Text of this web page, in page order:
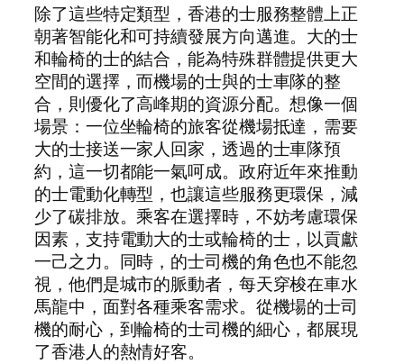
除了這些特定類型，香港的士服務整體上正
朝著智能化和可持續發展方向邁進。大的士
和輪椅的士的結合，能為特殊群體提供更大
空間的選擇，而機場的士與的士車隊的整
合，則優化了高峰期的資源分配。想像一個
場景：一位坐輪椅的旅客從機場抵達，需要
大的士接送一家人回家，透過的士車隊預
約，這一切都能一氣呵成。政府近年來推動
的士電動化轉型，也讓這些服務更環保，減
少了碳排放。乘客在選擇時，不妨考慮環保
因素，支持電動大的士或輪椅的士，以貢獻
一己之力。同時，的士司機的角色也不能忽
視，他們是城市的脈動者，每天穿梭在車水
馬龍中，面對各種乘客需求。從機場的士司
機的耐心，到輪椅的士司機的細心，都展現
了香港人的熱情好客。